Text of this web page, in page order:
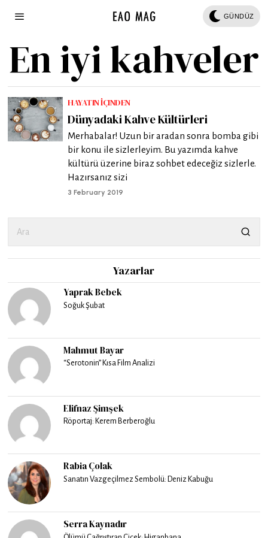
GÜNDÜZ
En iyi kahveler
HAYATIN İÇINDEN
Dünyadaki Kahve Kültürleri
Merhabalar! Uzun bir aradan sonra bomba gibi
bir konu ile sizlerleyim. Bu yazımda kahve
kültürü üzerine biraz sohbet edeceğiz sizlerle.
Hazırsanız sizi
3 February 2019
Yazarlar
Yaprak Bebek
Soğuk Şubat
Mahmut Bayar
“Serotonin” Kısa Film Analizi
Elifnaz Şimşek
Röportaj: Kerem Berberoğlu
Rabia Çolak
Sanatın Vazgeçilmez Sembolü: Deniz Kabuğu
Serra Kaynadır